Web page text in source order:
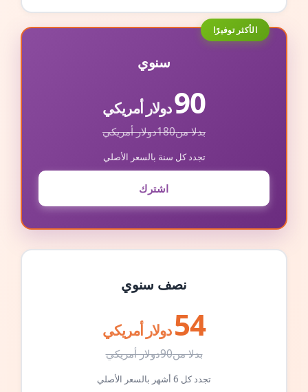
الأكثر توفيرًا
سنوي
90دولار أمريكي
بدلا من180دولار أمريكي
تجدد كل سنة بالسعر الأصلي
اشترك
نصف سنوي
54 دولار أمريكي
بدلا من90دولار أمريكي
تجدد كل 6 أشهر بالسعر الأصلي